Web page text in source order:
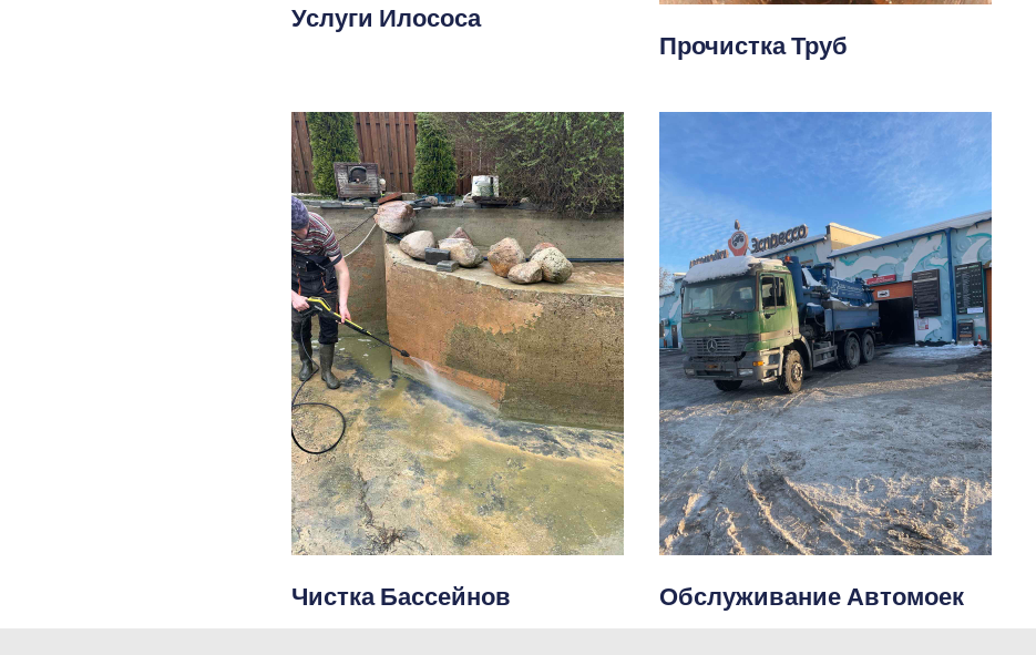
Услуги Илососа
Прочистка Труб
Чистка Бассейнов Обслуживание Автомоек